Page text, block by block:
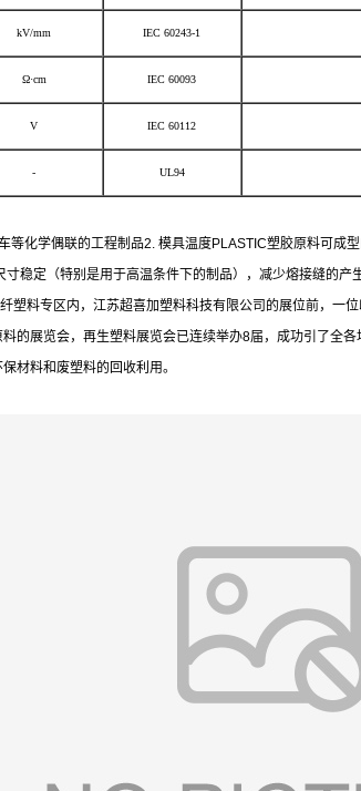
kV/mm IEC 60243-1
Ω·cm IEC 60093
V IEC 60112
- UL94
等化学偶联的工程制品2. 模具温度PLASTIC塑胶原料可
定（特别是用于高温条件下的制品），减少熔接缝的产
塑料专区内，江苏超喜加塑料科技有限公司的展位前，一
的展览会，再生塑料展览会已连续举办8届，成功引了全
材料和废塑料的回收利用。